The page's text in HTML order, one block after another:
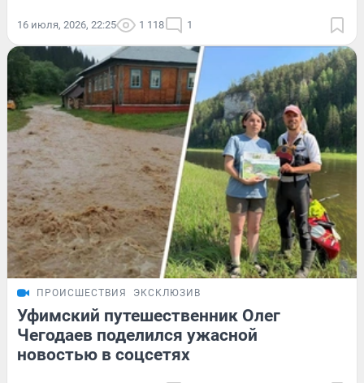
16 июля, 2026, 22:25 1 118 1
ПРОИСШЕСТВИЯ ЭКСКЛЮЗИВ
Уфимский путешественник Олег
Чегодаев поделился ужасной
новостью в соцсетях